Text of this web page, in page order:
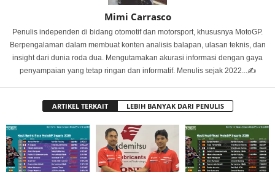
Mimi Carrasco
Penulis independen di bidang otomotif dan motorsport, khususnya MotoGP.
Berpengalaman dalam membuat konten analisis balapan, ulasan teknis, dan
insight dari dunia roda dua. Mengutamakan akurasi informasi dengan gaya
penyampaian yang tetap ringan dan informatif. Menulis sejak 2022...✍️
ARTIKEL TERKAIT LEBIH BANYAK DARI PENULIS